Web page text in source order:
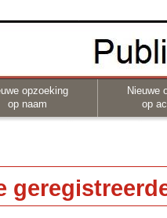
opzoeking
op naam
Nieuwe
op